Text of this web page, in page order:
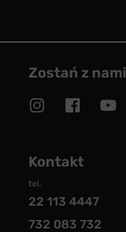
Zostań z nami
Kontakt
tel.
22 113 4447
732 083 732